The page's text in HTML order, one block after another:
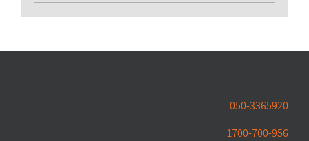
050-3365920
1700-700-956